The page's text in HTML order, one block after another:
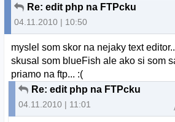
Re: edit php na FTPcku
04.11.2010 | 10:50
myslel som skor na nejaky text
skusal som blueFish ale ako si som
priamo na ftp... :(
Re: edit php na FTPcku
04.11.2010 | 11:01